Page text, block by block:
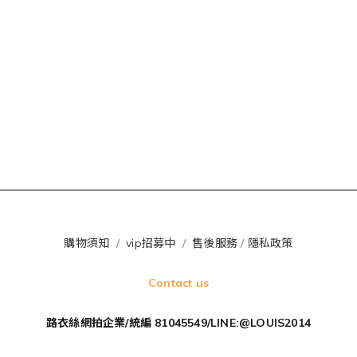
購物須知 /vip招募中 /售後服務 / 隱私政策
Contact us
路衣絲網拍企業/統編 81045549/LINE:@LOUIS2014